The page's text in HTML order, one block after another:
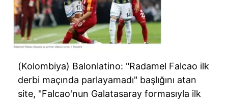
(Kolombiya) Balonlatino: "Radamel Falcao ilk
derbi maçında parlayamadı" başlığını atan
site, "Falcao'nun Galatasaray formasıyla ilk